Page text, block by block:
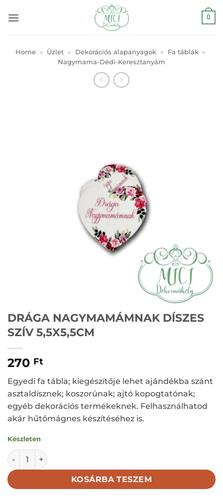
0
Home » Üzlet » Dekorációs alapanyagok » Fa táblák »
Nagymama-Dédi-Keresztanyám
DRÁGA NAGYMAMÁMNAK DÍSZES
SZÍV 5,5X5,5CM
270 Ft
Egyedi fa tábla; kiegészítője lehet ajándékba szánt
asztaldísznek; koszorúnak; ajtó kopogtatónak;
egyéb dekorációs termékeknek. Felhasználhatod
akár hűtőmágnes készítéséhez is.
Készleten
DRÁGA NAGYMAMÁMNAK DÍSZES SZÍV 5,5X5,5CM
KOSÁRBA TESZEM